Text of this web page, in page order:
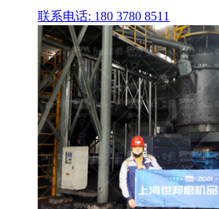
联系电话: 180 3780 8511